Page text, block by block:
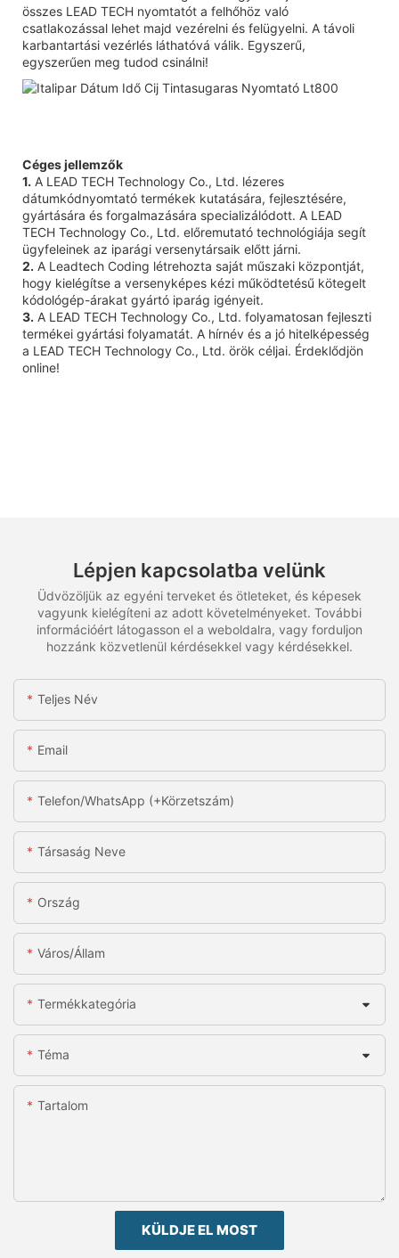
összes LEAD TECH nyomtatót a felhőhöz való
csatlakozással lehet majd vezérelni és felügyelni. A távoli
karbantartási vezérlés láthatóvá válik. Egyszerű,
egyszerűen meg tudod csinálni!
Céges jellemzők
1. A LEAD TECH Technology Co., Ltd. lézeres
dátumkódnyomtató termékek kutatására, fejlesztésére,
gyártására és forgalmazására specializálódott. A LEAD
TECH Technology Co., Ltd. előremutató technológiája segít
ügyfeleinek az iparági versenytársaik előtt járni.
2. A Leadtech Coding létrehozta saját műszaki központját,
hogy kielégítse a versenyképes kézi működtetésű kötegelt
kódológép-árakat gyártó iparág igényeit.
3. A LEAD TECH Technology Co., Ltd. folyamatosan fejleszti
termékei gyártási folyamatát. A hírnév és a jó hitelképesség
a LEAD TECH Technology Co., Ltd. örök céljai. Érdeklődjön
online!
Lépjen kapcsolatba velünk
Üdvözöljük az egyéni terveket és ötleteket, és képesek
vagyunk kielégíteni az adott követelményeket. További
információért látogasson el a weboldalra, vagy forduljon
hozzánk közvetlenül kérdésekkel vagy kérdésekkel.
Teljes Név
Email
Telefon/WhatsApp (+körzetszám)
Társaság Neve
Ország
Város/állam
Termékkategória
Téma
Tartalom
KÜLDJE EL MOST